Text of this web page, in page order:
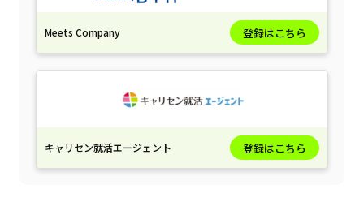
Meets Company 登録はこちら
キャリセン就活エージェント 登録はこちら